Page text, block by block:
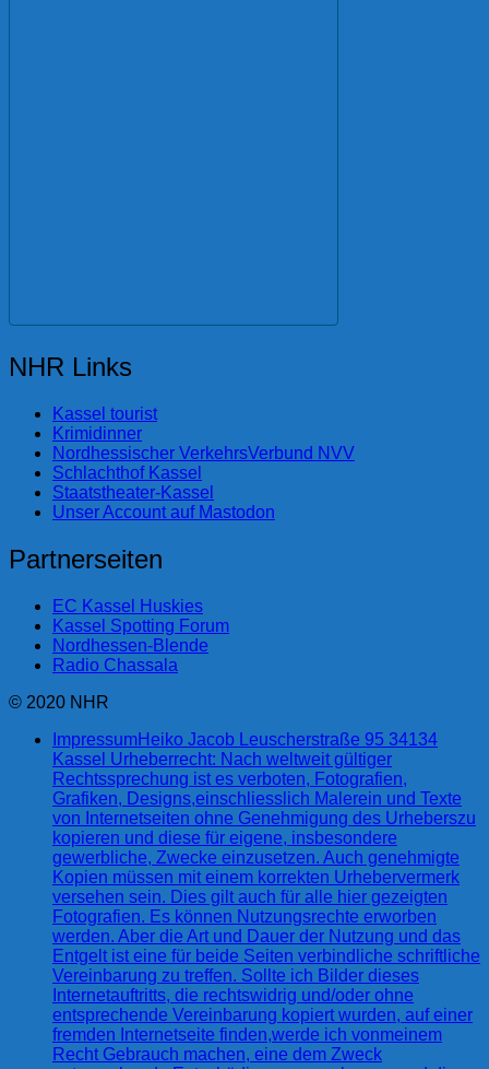
NHR Links
Kassel tourist
Krimidinner
Nordhessischer VerkehrsVerbund NVV
Schlachthof Kassel
Staatstheater-Kassel
Unser Account auf Mastodon
Partnerseiten
EC Kassel Huskies
Kassel Spotting Forum
Nordhessen-Blende
Radio Chassala
© 2020 NHR
ImpressumHeiko Jacob Leuscherstraße 95 34134
Kassel Urheberrecht: Nach weltweit gültiger
Rechtssprechung ist es verboten, Fotografien,
Grafiken, Designs,einschliesslich Malerein und Texte
von Internetseiten ohne Genehmigung des Urheberszu
kopieren und diese für eigene, insbesondere
gewerbliche, Zwecke einzusetzen. Auch genehmigte
Kopien müssen mit einem korrekten Urhebervermerk
versehen sein. Dies gilt auch für alle hier gezeigten
Fotografien. Es können Nutzungsrechte erworben
werden. Aber die Art und Dauer der Nutzung und das
Entgelt ist eine für beide Seiten verbindliche schriftliche
Vereinbarung zu treffen. Sollte ich Bilder dieses
Internetauftritts, die rechtswidrig und/oder ohne
entsprechende Vereinbarung kopiert wurden, auf einer
fremden Internetseite finden,werde ich vonmeinem
Recht Gebrauch machen, eine dem Zweck